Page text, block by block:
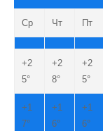
Ср Чт Пт
+2
5°
+2
8°
+2
5°
+1
7°
+1
6°
+1
6°